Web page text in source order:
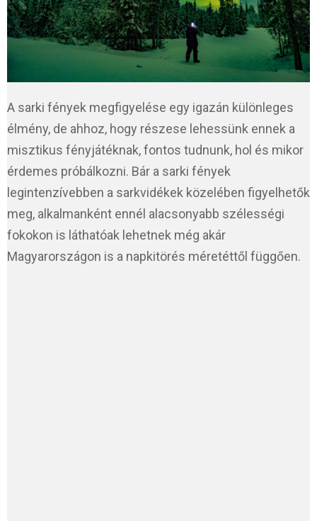
A sarki fények megfigyelése egy igazán különleges
élmény, de ahhoz, hogy részese lehessünk ennek a
misztikus fényjátéknak, fontos tudnunk, hol és mikor
érdemes próbálkozni. Bár a sarki fények
legintenzívebben a sarkvidékek közelében figyelhetők
meg, alkalmanként ennél alacsonyabb szélességi
fokokon is láthatóak lehetnek még akár
Magyarországon is a napkitörés méretéttől függően.